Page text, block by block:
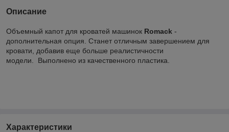
Описание
Объемный капот для кроватей машинок Romack -
дополнительная опция. Станет отличным завершением для
кровати, добавив еще больше реалистичности
модели. Выполнено из качественного пластика.
Характеристики